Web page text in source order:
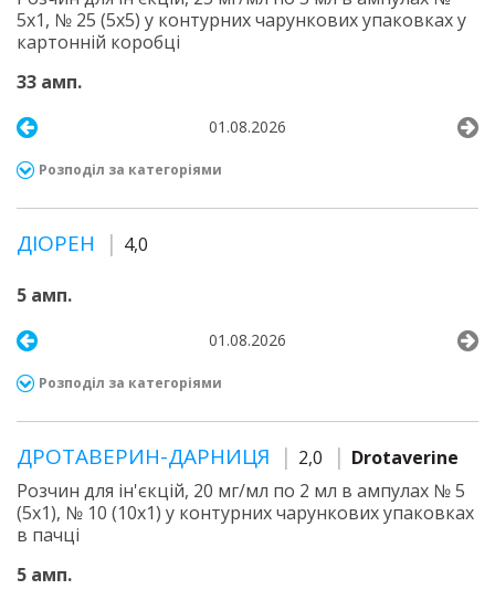
5х1, № 25 (5х5) у контурних чарункових упаковках у
картонній коробці
33 амп.
01.08.2026
Розподіл за категоріями
ДІОРЕН 4,0
5 амп.
01.08.2026
Розподіл за категоріями
ДРОТАВЕРИН-ДАРНИЦЯ 2,0
Drotaverine
Розчин для ін'єкцій, 20 мг/мл по 2 мл в ампулах № 5
(5х1), № 10 (10х1) у контурних чарункових упаковках
в пачці
5 амп.